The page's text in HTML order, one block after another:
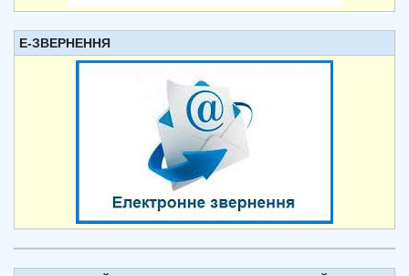
Е-ЗВЕРНЕННЯ